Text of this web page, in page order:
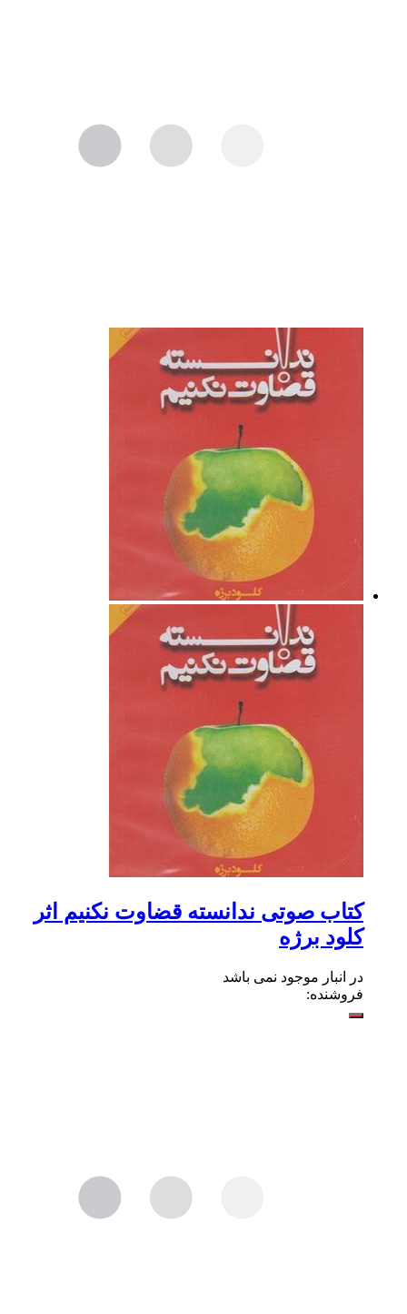
کتاب صوتی ندانسته قضاوت نکنیم اثر
کلود برژه
در انبار موجود نمی باشد
فروشنده: